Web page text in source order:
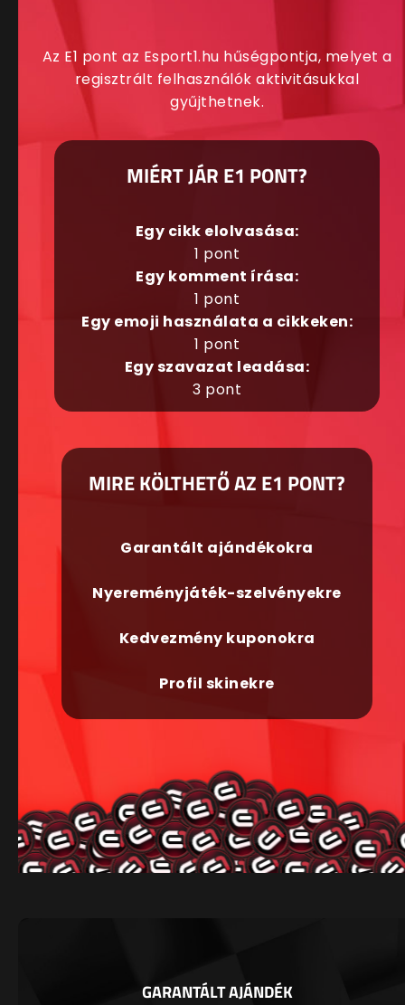
Az E1 pont az Esport1.hu hűségpontja, melyet a
regisztrált felhasználók aktivitásukkal
gyűjthetnek.
MIÉRT JÁR E1 PONT?
Egy cikk elolvasása:
1 pont
Egy komment írása:
1 pont
Egy emoji használata a cikkeken:
1 pont
Egy szavazat leadása:
3 pont
MIRE KÖLTHETŐ AZ E1 PONT?
Garantált ajándékokra
Nyereményjáték-szelvényekre
Kedvezmény kuponokra
Profil skinekre
GARANTÁLT AJÁNDÉK